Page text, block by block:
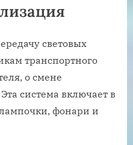
световых
транспортного
о смене
система включает в
фонари и